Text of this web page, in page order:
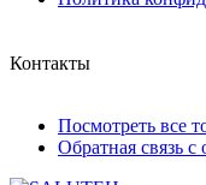
Контакты
Посмотреть все
Обратная связь